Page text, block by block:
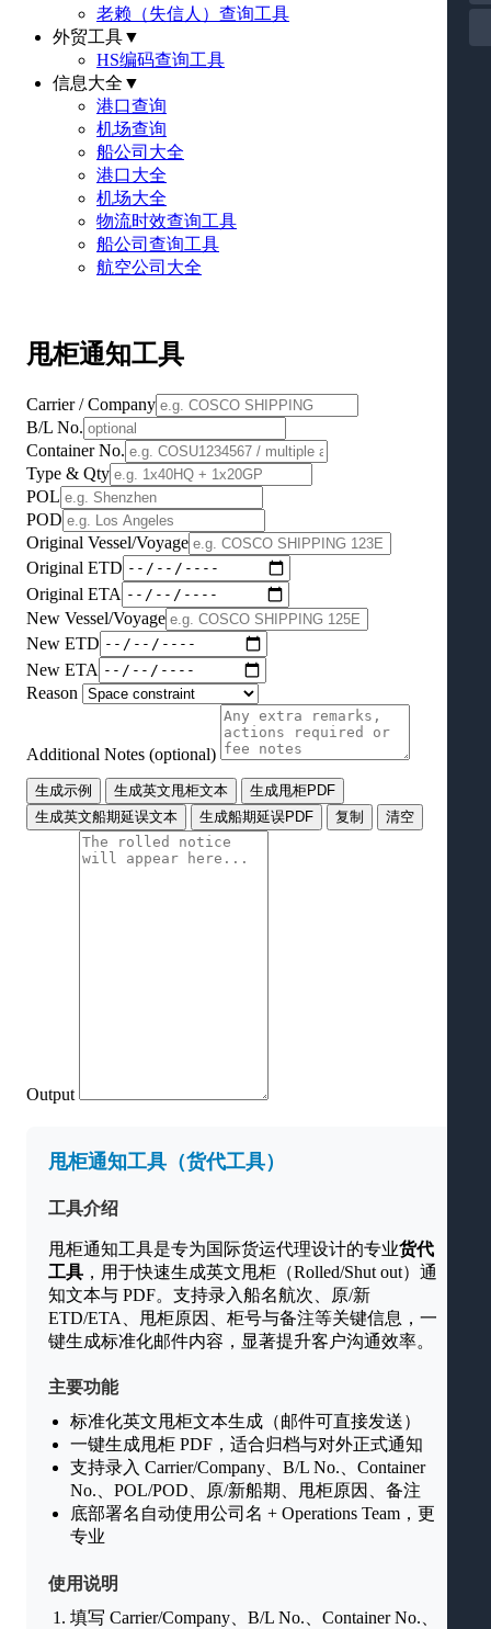
老赖（失信人）查询工具
外贸工具▼
HS编码查询工具
信息大全 ▼
港口查询
机场查询
船公司大全
港口大全
机场大全
物流时效查询工具
船公司查询工具
航空公司大全
甩柜通知工具
Carrier / Company
B/L No.
Container No.
Type & Qty
POL
POD
Original Vessel/Voyage
Original ETD
Original ETA
New Vessel/Voyage
New ETD
New ETA
Reason
Additional Notes (optional)
生成示例 生成英文甩柜文本
生成甩柜PDF
生成英文船期延误文本
生成船期延误PDF 复制 清空
Output
甩柜通知工具（货代工具）
工具介绍
甩柜通知工具是专为国际货运代理设计的专业货代
工具 ，用于快速生成英文甩柜（Rolled/Shut out）通
知文本与 PDF。支持录入船名航次、原/新
ETD/ETA、甩柜原因、柜号与备注等关键信息，一
键生成标准化邮件内容，显著提升客户沟通效率。
主要功能
标准化英文甩柜文本生成（邮件可直接发送）
一键生成甩柜 PDF，适合归档与对外正式通知
支持录入 Carrier/Company、B/L No.、Container
No.、POL/POD、原/新船期、甩柜原因、备注
底部署名自动使用公司名 + Operations Team，更
专业
使用说明
填写 Carrier/Company、B/L No.、Container No.、